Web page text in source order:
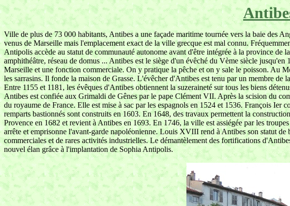
Ville de plus de 73 000 habitants, Antibes a une façade maritime tournée vers la baie des
venus de Marseille mais l'emplacement exact de la ville grecque est mal connu.
Antipolis accède au statut de communauté autonome avant d'être intégrée à la province
amphithéâtre, réseau de domus ... Antibes est le siège d'un évêché du Vème siècle
Marseille et une fonction commerciale. On y pratique la pêche et on y sale le poisson. Au
les sarrasins. Il fonde la maison de Grasse. L'évêcher d'Antibes est tenu par un membre
Entre 1155 et 1181, les évêques d'Antibes obtiennent la suzeraineté sur tous les biens
Antibes est confiée aux Grimaldi de Gênes par le pape Clément VII. Après la scision du
du royaume de France. Elle est mise à sac par les espagnols en 1524 et 1536. François
remparts bastionnés sont construits en 1603. En 1648, des travaux permettent la
Provence en 1682 et revient à Antibes en 1693. En 1746, la ville est assiégée par les
arrête et emprisonne l'avant-garde napoléonienne. Louis XVIII rend à Antibes son statut
commerciales et de rares activités industrielles. Le démantèlement des fortifications
nouvel élan grâce à l'implantation de Sophia Antipolis.